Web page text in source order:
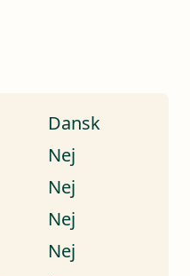
Dansk
Nej
Nej
Nej
Nej